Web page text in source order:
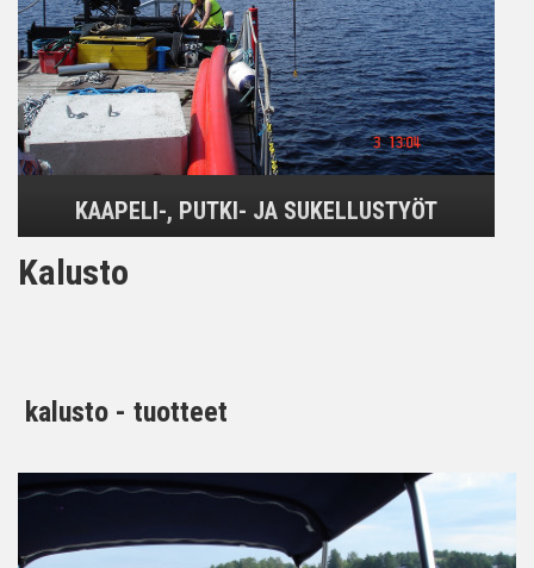
KAAPELI-, PUTKI- JA SUKELLUSTYÖT
Kalusto
kalusto - tuotteet